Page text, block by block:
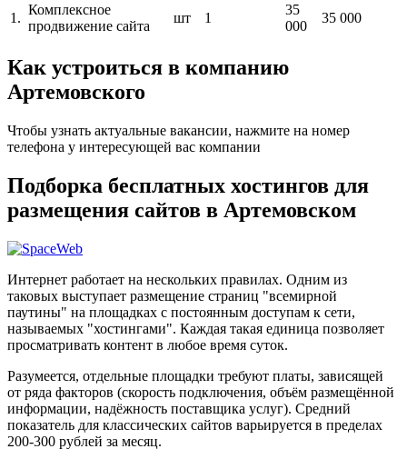
1.
Комплексное
продвижение сайта
шт 1
35
000
35 000
Как устроиться в компанию
Артемовского
Чтобы узнать актуальные вакансии, нажмите на номер
телефона у интересующей вас компании
Подборка бесплатных хостингов для
размещения сайтов в Артемовском
Интернет работает на нескольких правилах. Одним из
таковых выступает размещение страниц "всемирной
паутины" на площадках с постоянным доступам к сети,
называемых "хостингами". Каждая такая единица позволяет
просматривать контент в любое время суток.
Разумеется, отдельные площадки требуют платы, зависящей
от ряда факторов (скорость подключения, объём размещённой
информации, надёжность поставщика услуг). Средний
показатель для классических сайтов варьируется в пределах
200-300 рублей за месяц.